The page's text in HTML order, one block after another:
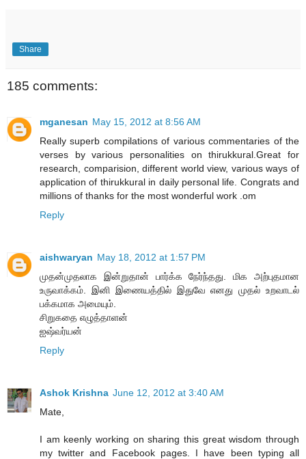
Share
185 comments:
mganesan May 15, 2012 at 8:56 AM
Really superb compilations of various commentaries of the
verses by various personalities on thirukkural.Great for
research, comparision, different world view, various ways of
application of thirukkural in daily personal life. Congrats and
millions of thanks for the most wonderful work .om
Reply
aishwaryan May 18, 2012 at 1:57 PM
முதன்முதலாக இன்றுதான் பார்க்க நேர்ந்தது. மிக அற்புதமான
உருவாக்கம். இனி இணையத்தில் இதுவே எனது முதல் உறவாடல்
பக்கமாக அமையும்.
சிறுகதை எழுத்தாளன்
ஐஷ்வர்யன்
Reply
Ashok Krishna June 12, 2012 at 3:40 AM
Mate,
I am keenly working on sharing this great wisdom through
my twitter and Facebook pages. I have been typing all